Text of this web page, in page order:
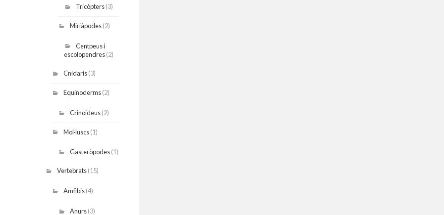
Tricòpters(3)
Miriàpodes(2)
Centpeus i
escolopendres(2)
Cnidaris(3)
Equinoderms(2)
Crinoideus(2)
Mol·luscs(1)
Gasteròpodes(1)
Vertebrats(15)
Amfibis(4)
Anurs(3)